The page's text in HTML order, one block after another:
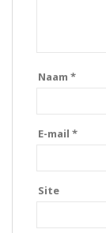
Naam *
E-mail *
Site